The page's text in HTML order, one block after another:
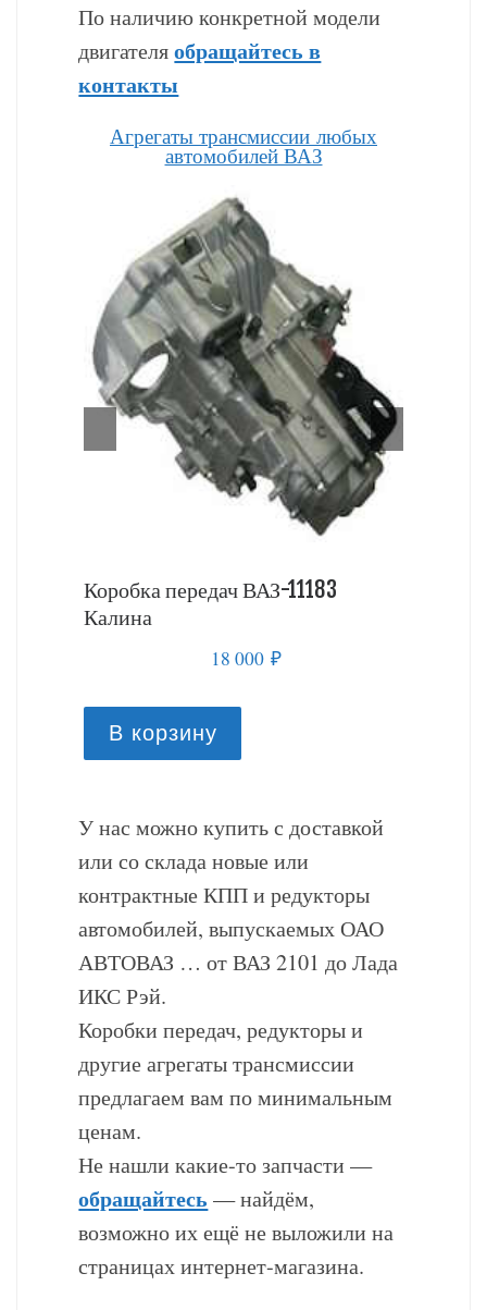
По наличию конкретной модели
двигателяобращайтесь в
контакты
Агрегаты трансмиссии любых
автомобилей ВАЗ
Коробка передач ВАЗ-11183
Калина
18 000₽
В корзину
У нас можно купить с доставкой
или со склада новые или
контрактные КПП и редукторы
автомобилей, выпускаемых ОАО
АВТОВАЗ … от ВАЗ 2101 до Лада
ИКС Рэй.
Коробки передач, редукторы и
другие агрегаты трансмиссии
предлагаем вам по минимальным
ценам.
Не нашли какие-то запчасти —
обращайтесь — найдём,
возможно их ещё не выложили на
страницах интернет-магазина.